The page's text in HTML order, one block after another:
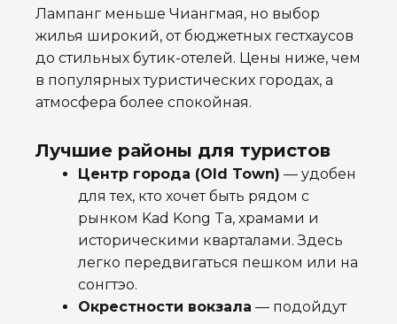
Лампанг меньше Чиангмая, но выбор
жилья широкий, от бюджетных гестхаусов
до стильных бутик-отелей. Цены ниже, чем
в популярных туристических городах, а
атмосфера более спокойная.
Лучшие районы для туристов
Центр города (Old Town) — удобен
для тех, кто хочет быть рядом с
рынком Kad Kong Ta, храмами и
историческими кварталами. Здесь
легко передвигаться пешком или на
сонгтэо.
Окрестности вокзала — подойдут